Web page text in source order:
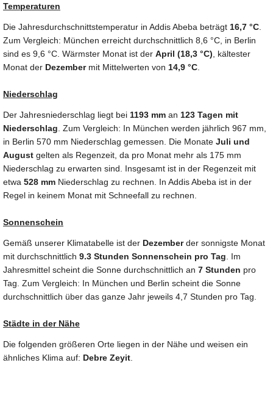
Temperaturen
Die Jahresdurchschnittstemperatur in Addis Abeba beträgt 16,7 °C
Zum Vergleich: München erreicht durchschnittlich 8,6 °C, in Berlin
sind es 9,6 °C. Wärmster Monat ist der April (18,3 °C) , kältester
Monat der Dezembermit Mittelwerten von 14,9 °C
Niederschlag
Der Jahresniederschlag liegt bei 1193 mm an 123 Tagen mit
Niederschlag . Zum Vergleich: In München werden jährlich 967 mm,
in Berlin 570 mm Niederschlag gemessen. Die Monate Juli und
August gelten als Regenzeit, da pro Monat mehr als 175 mm
Niederschlag zu erwarten sind. Insgesamt ist in der Regenzeit mit
etwa 528 mm Niederschlag zu rechnen. In Addis Abeba ist in der
Regel in keinem Monat mit Schneefall zu rechnen.
Sonnenschein
Gemäß unserer Klimatabelle ist der Dezemberder sonnigste Monat
mit durchschnittlich 9.3 Stunden Sonnenschein pro Tag . Im
Jahresmittel scheint die Sonne durchschnittlich an 7 Stunden pro
Tag. Zum Vergleich: In München und Berlin scheint die Sonne
durchschnittlich über das ganze Jahr jeweils 4,7 Stunden pro Tag.
Städte in der Nähe
Die folgenden größeren Orte liegen in der Nähe und weisen ein
ähnliches Klima auf: Debre Zeyit